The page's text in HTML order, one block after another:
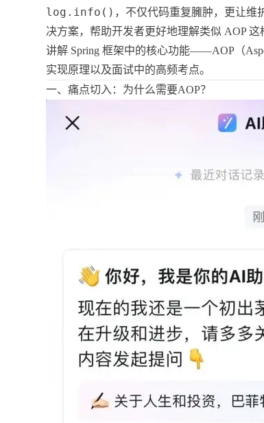
log.info() ，不仅代码重复臃肿，更让维
决方案，帮助开发者更好地理解类似 AOP
讲解 Spring 框架中的核心功能——AOP（
实现原理以及面试中的高频考点。
一、痛点切入：为什么需要AOP？